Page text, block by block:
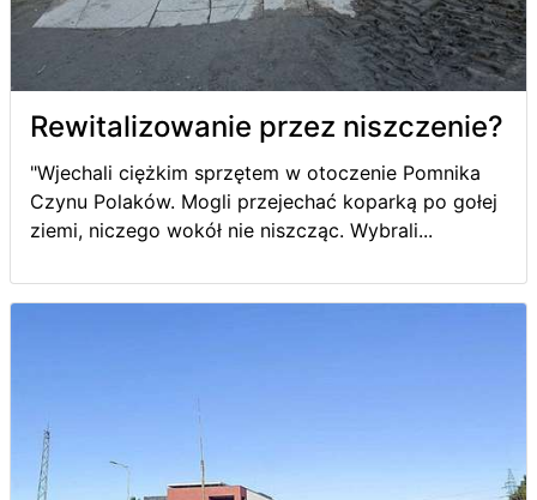
Rewitalizowanie przez niszczenie?
"Wjechali ciężkim sprzętem w otoczenie Pomnika
Czynu Polaków. Mogli przejechać koparką po gołej
ziemi, niczego wokół nie niszcząc. Wybrali...